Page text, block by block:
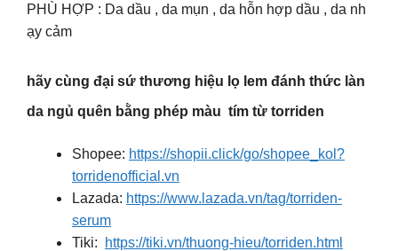
PHÙ HỢP : Da dầu , da mụn , da hỗn hợp dầu , da nh
ạy cảm
hãy cùng đại sứ thương hiệu lọ lem đánh thức làn
da ngủ quên bằng phép màu tím từ torriden
Shopee: https://shopii.click/go/shopee_kol?
torridenofficial.vn
Lazada: https://www.lazada.vn/tag/torriden-
serum
Tiki:
https://tiki.vn/thuong-hieu/torriden.html